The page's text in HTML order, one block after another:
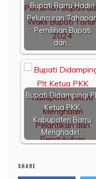
Bupati Barru Hadiri
Peluncuran
Pemilihan Bupati
dan…
Bupati Didampingi
Ketua PKK
Kabupaten Barru
Menghadiri…
SHARE